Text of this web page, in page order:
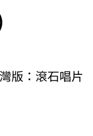
版：滾石唱片